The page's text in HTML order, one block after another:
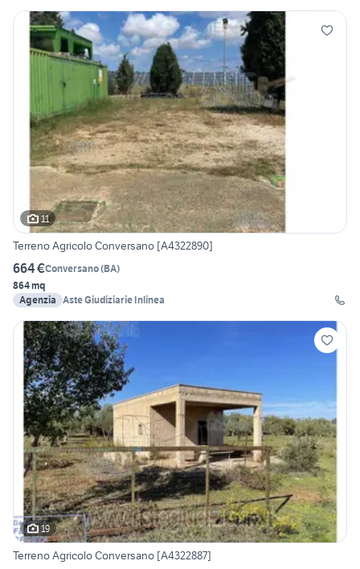
11
Terreno Agricolo Conversano [A4322890]
664 €Conversano(BA)
864 mq
Agenzia Aste Giudiziarie Inlinea
19
Terreno Agricolo Conversano [A4322887]